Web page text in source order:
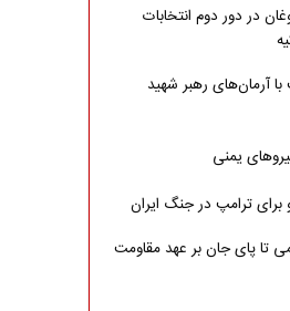
در دور دوم انتخابات
آرمان‌های رهبر شهید
یمنی
برای ترامپ در جنگ ایران
تا پای جان بر عهد مقاومت